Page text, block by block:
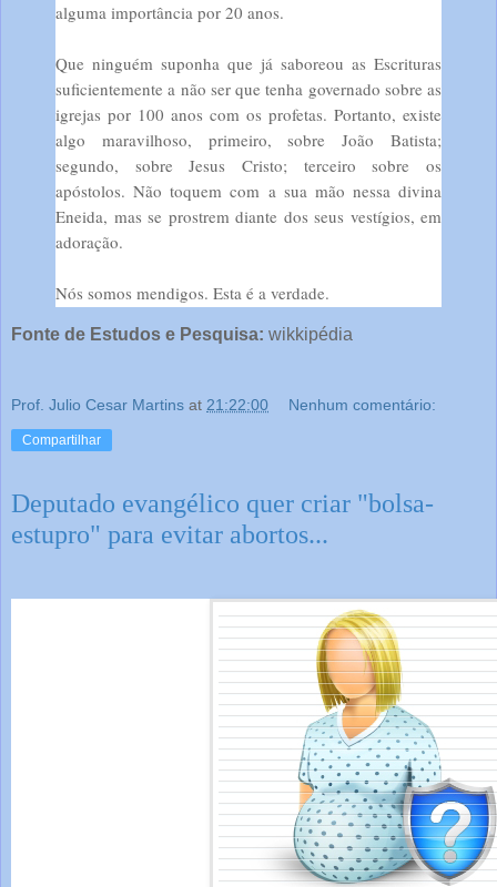
alguma importância por 20 anos.
Que ninguém suponha que já saboreou as Escrituras
suficientemente a não ser que tenha governado sobre as
igrejas por 100 anos com os profetas. Portanto, existe
algo maravilhoso, primeiro, sobre João Batista;
segundo, sobre Jesus Cristo; terceiro sobre os
apóstolos. Não toquem com a sua mão nessa divina
Eneida, mas se prostrem diante dos seus vestígios, em
adoração.
Nós somos mendigos. Esta é a verdade.
Fonte de Estudos e Pesquisa: wikkipédia
Prof. Julio Cesar Martins at 21:22:00 Nenhum comentário:
Compartilhar
Deputado evangélico quer criar "bolsa-
estupro" para evitar abortos...